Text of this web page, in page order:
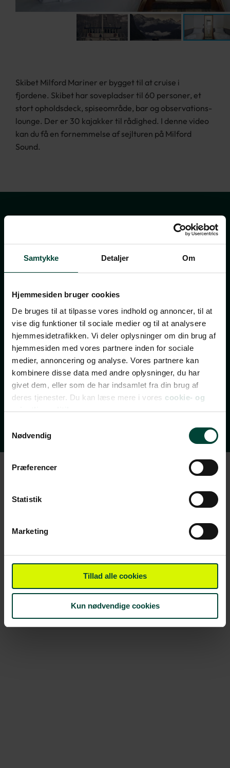
Samtykke Detaljer Om
Hjemmesiden bruger cookies
De bruges til at tilpasse vores indhold og annoncer, til at
vise dig funktioner til sociale medier og til at analysere
hjemmesidetrafikken. Vi deler oplysninger om din brug af
hjemmesiden med vores partnere inden for sociale
medier, annoncering og analyse. Vores partnere kan
kombinere disse data med andre oplysninger, du har
givet dem, eller som de har indsamlet fra din brug af
deres tjenester. Du kan læse mere i vores cookie- og
privatlivspolitik.
Nødvendig
Præferencer
Statistik
Marketing
Tillad alle cookies
Kun nødvendige cookies
Skibet Milford Mariner er bygget til at cruise i
fjordene. Skibet har sovepladser til 60 personer, et
stort opholdsdeck, spiseområde, bar og observations-
lounge. Der er 30 kajakker til rådighed. I denne video
kan du få en fornemmelse af sejlturen på Milford
Sound.
nyhedsbrev
REJSEEVENTS
Bliv opdateret med de bedste tilbud, nye rejsemål,
invitationer til gratis rejseforedrag, rejsetips og
spændende indhold fra vores rejseblog.
Nyhedsbrevet udkommer 2-3 gange om ugen – og du
kan til enhver tid afmelde dig igen.
Vi ses i din indbakke!